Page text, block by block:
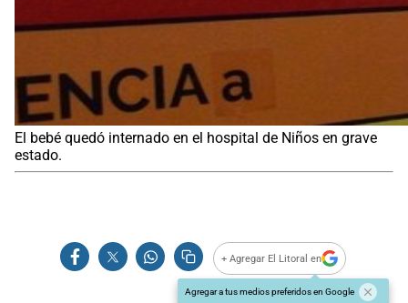
El bebé quedó internado en el hospital de Niños en grave
estado.
+ Agregar El Litoral en
Agregar a tus medios preferidos en Google